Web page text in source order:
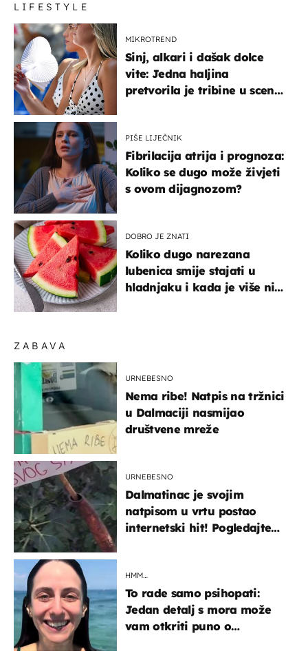
ZABAVA
URNEBESNO
Nema ribe! Natpis na tržnici
u Dalmaciji nasmijao
društvene mreže
URNEBESNO
Dalmatinac je svojim
natpisom u vrtu postao
internetski hit! Pogledajte
HMM…
To rade samo psihopati:
Jedan detalj s mora može
vam otkriti puno o
LIFESTYLE
MIKROTREND
Sinj, alkari i dašak dolce
vite: Jedna haljina
pretvorila je tribine u scenu
PIŠE LIJEČNIK
Fibrilacija atrija i prognoza:
Koliko se dugo može živjeti
s ovom dijagnozom?
DOBRO JE ZNATI
Koliko dugo narezana
lubenica smije stajati u
hladnjaku i kada je više nije